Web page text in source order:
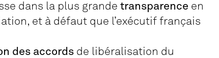
dans la plus grandetransparence en
et à défaut que l’exécutif français
des accords de libéralisation du